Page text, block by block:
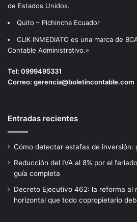
de Estados Unidos.
Quito – Pichincha Ecuador
CLIK INMEDIATO es una marca de
Contable Administrativo.»
Tel: 0999495331
Correo: gerencia@boletincontable.com
Entradas recientes
Cómo detectar estafas de inversión:
Reducción del IVA al 8% por el
guía completa
Decreto Ejecutivo 462: la reforma al
horizontal que todo copropietario